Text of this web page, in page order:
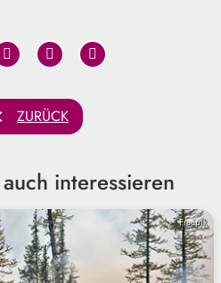
ZURÜCK
interessieren
Freepik